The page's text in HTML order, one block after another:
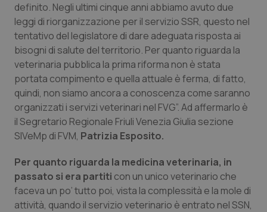
Lazio
Liguria
Lombardia
Marche
Molise
Piemonte
Provincia Autonoma di Bolzano
Diabete & glucometri
Disturbi dell’umore
Dolore
Donna & Salute
Epatiti
HIV
Infezioni & Febbre
definito. Negli ultimi cinque anni abbiamo avuto due
leggi di riorganizzazione per il servizio SSR, questo nel
tentativo del legislatore di dare adeguata risposta ai
bisogni di salute del territorio. Per quanto riguarda la
veterinaria pubblica la prima riforma non è stata
portata compimento e quella attuale è ferma, di fatto,
quindi, non siamo ancora a conoscenza come saranno
organizzati i servizi veterinari nel FVG”. Ad affermarlo è
il Segretario Regionale Friuli Venezia Giulia sezione
SIVeMp di FVM, Patrizia Esposito.
Per quanto riguarda la medicina veterinaria, in
passato si era partiti con un unico veterinario che
faceva un po’ tutto poi, vista la complessità e la mole di
attività, quando il servizio veterinario è entrato nel SSN,